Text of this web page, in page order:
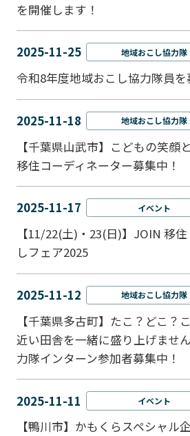
を開催します！
2025-11-25 地域おこし協力隊
令和8年度地域おこし協力隊員を
2025-11-18 地域おこし協力隊
【千葉県山武市】こどもの笑
移住コーディネーター募集中！
2025-11-17 イベント
【11/22(土)・23(日)】JOIN 移
しフェア2025
2025-11-12 地域おこし協力隊
【千葉県多古町】たこ？どこ？
近い田舎を一緒に盛り上げませ
力隊インターン参加者募集中！
2025-11-11 イベント
【鴨川市】かもくらスペシャル